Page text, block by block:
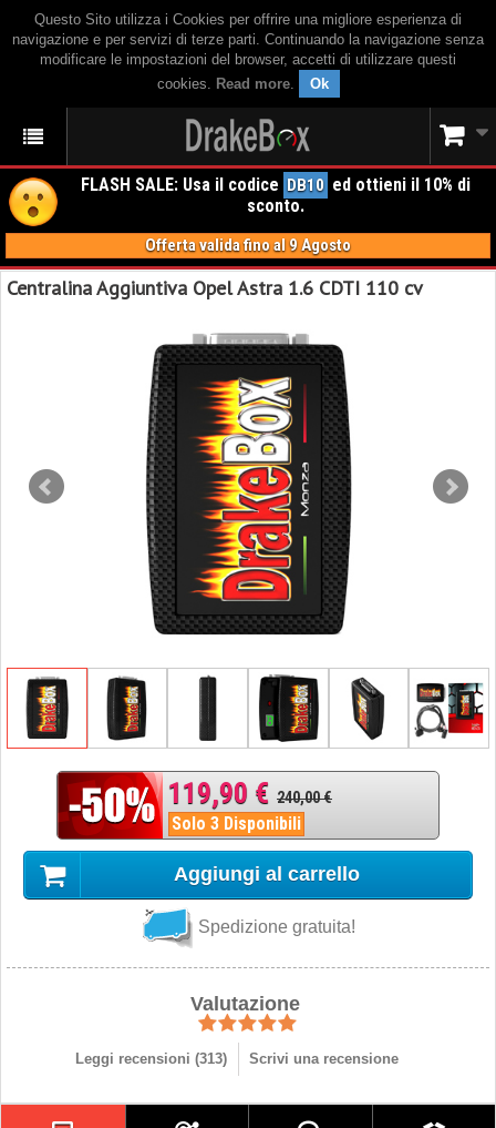
Questo Sito utilizza i Cookies per offrire una migliore esperienza di
navigazione e per servizi di terze parti. Continuando la navigazione senza
modificare le impostazioni del browser, accetti di utilizzare questi
cookies. Read more. Ok
FLASH SALE: Usa il codice DB10 ed ottieni il 10% di
sconto.
Offerta valida fino al 9 Agosto
Centralina Aggiuntiva Opel Astra 1.6 CDTI 110 cv
119,90 € 240,00 €
Solo 3 Disponibili
Aggiungi al carrello
Spedizione gratuita!
Valutazione
Leggi recensioni (313) Scrivi una recensione